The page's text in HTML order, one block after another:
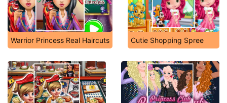
Warrior Princess Real Haircuts Cutie Shopping Spree